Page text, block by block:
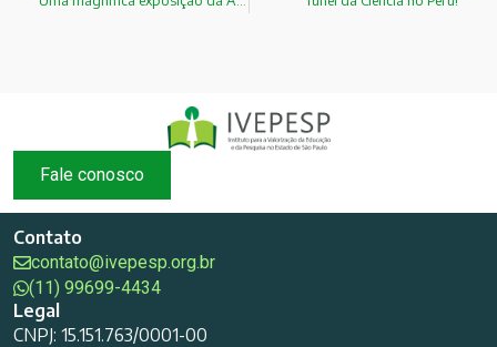
Fale conosco
Contato
contato@ivepesp.org.br
(11) 99699-4434
Legal
CNPJ: 15.151.763/0001-00